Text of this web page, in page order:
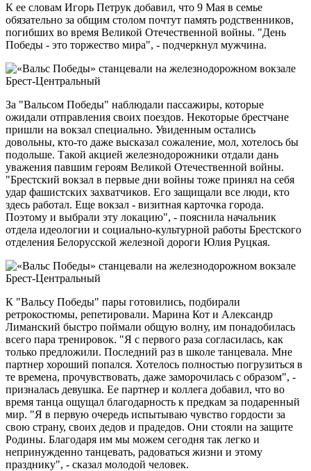
К ее словам Игорь Петрук добавил, что 9 Мая в семье
обязательно за общим столом почтут память родственников,
погибших во время Великой Отечественной войны. "День
Победы - это торжество мира", - подчеркнул мужчина.
За "Вальсом Победы" наблюдали пассажиры, которые
ожидали отправления своих поездов. Некоторые брестчане
пришли на вокзал специально. Увиденным остались
довольны, кто-то даже высказал сожаление, мол, хотелось бы
подольше. Такой акцией железнодорожники отдали дань
уважения павшим героям Великой Отечественной войны.
"Брестский вокзал в первые дни войны тоже принял на себя
удар фашистских захватчиков. Его защищали все люди, кто
здесь работал. Еще вокзал - визитная карточка города.
Поэтому и выбрали эту локацию", - пояснила начальник
отдела идеологии и социально-культурной работы Брестского
отделения Белорусской железной дороги Юлия Руцкая.
К "Вальсу Победы" пары готовились, подбирали
ретрокостюмы, репетировали. Марина Кот и Александр
Лиманский быстро поймали общую волну, им понадобилась
всего пара тренировок. "Я с первого раза согласилась, как
только предложили. Последний раз в школе танцевала. Мне
партнер хороший попался. Хотелось полностью погрузиться в
те времена, прочувствовать, даже заморочилась с образом", -
призналась девушка. Ее партнер и коллега добавил, что во
время танца ощущал благодарность к предкам за подаренный
мир. "Я в первую очередь испытываю чувство гордости за
свою страну, своих дедов и прадедов. Они стояли на защите
Родины. Благодаря им мы можем сегодня так легко и
непринужденно танцевать, радоваться жизни и этому
празднику", - сказал молодой человек.